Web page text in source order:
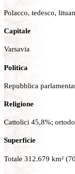
Polacco, tedesco,
Capitale
Varsavia
Politica
Repubblica
Religione
Cattolici 45,8%;
Superficie
Totale 312.679 km²